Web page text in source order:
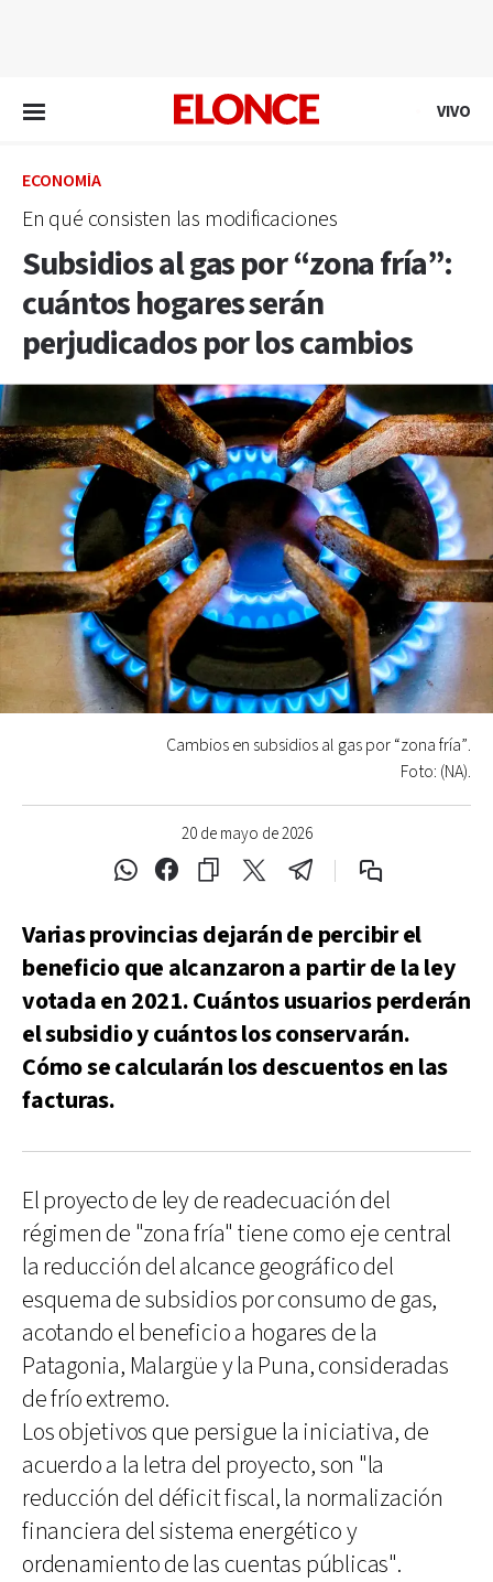
VIVO
ECONOMÍA
En qué consisten las modificaciones
Subsidios al gas por “zona fría”:
cuántos hogares serán
perjudicados por los cambios
20 de mayo de 2026
Cambios en subsidios al gas por “zona fría”.
Foto: (NA).
Varias provincias dejarán de percibir el
beneficio que alcanzaron a partir de la ley
votada en 2021. Cuántos usuarios perderán
el subsidio y cuántos los conservarán.
Cómo se calcularán los descuentos en las
facturas.
El proyecto de ley de readecuación del
régimen de "zona fría" tiene como eje central
la reducción del alcance geográfico del
esquema de subsidios por consumo de gas,
acotando el beneficio a hogares de la
Patagonia, Malargüe y la Puna, consideradas
de frío extremo.
Los objetivos que persigue la iniciativa, de
acuerdo a la letra del proyecto, son "la
reducción del déficit fiscal, la normalización
financiera del sistema energético y
ordenamiento de las cuentas públicas".